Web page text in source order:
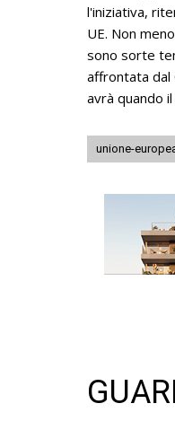
l'iniziativa,
UE. Non
sono sorte
affrontata dal
avrà quando
unione-